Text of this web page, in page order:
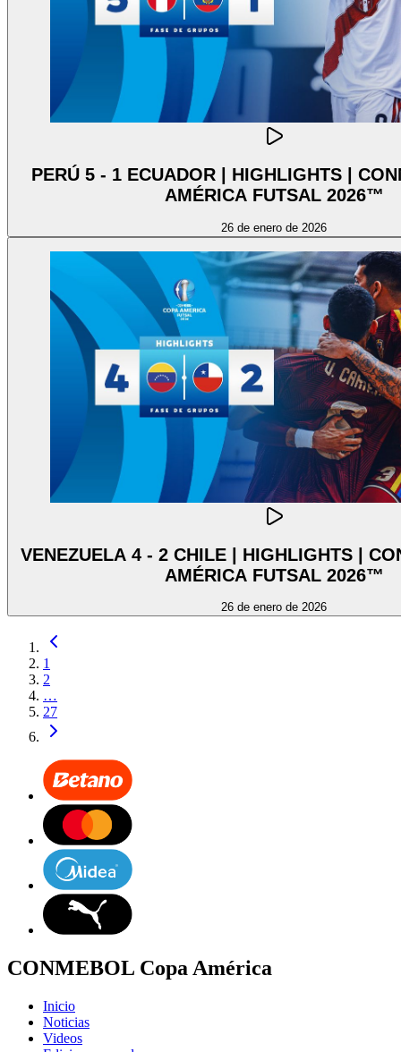
PERÚ 5 - 1 ECUADOR | HIGHLIGHTS |
AMÉRICA FUTSAL 2026™
26 de enero de 2026
VENEZUELA 4 - 2 CHILE | HIGHLIGHTS |
AMÉRICA FUTSAL 2026™
26 de enero de 2026
1
2
…
27
CONMEBOL Copa América
Inicio
Noticias
Videos